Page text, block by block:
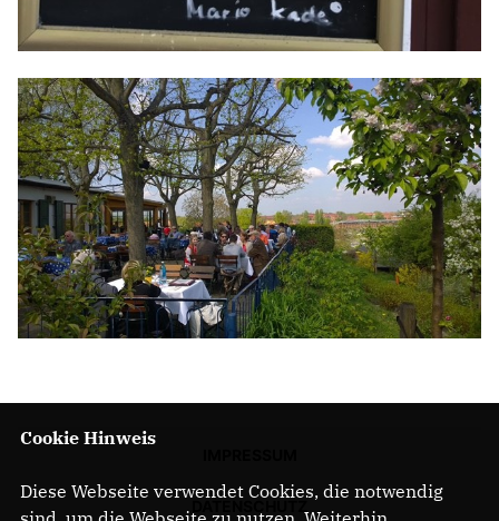
Cookie Hinweis
Diese Webseite verwendet Cookies, die notwendig